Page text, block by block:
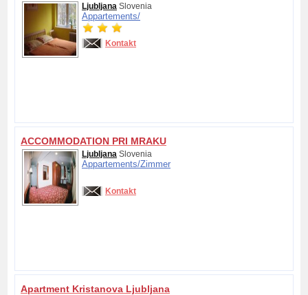
Ljubljana Slovenia
Appartements/
Kontakt
ACCOMMODATION PRI MRAKU
Ljubljana Slovenia
Appartements/Zimmer
Kontakt
Apartment Kristanova Ljubljana